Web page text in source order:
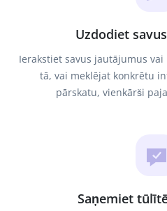
Uzdodiet
Ierakstiet savus jautājumus
tā, vai meklējat konkrētu
pārskatu, vienkārši
Saņemiet